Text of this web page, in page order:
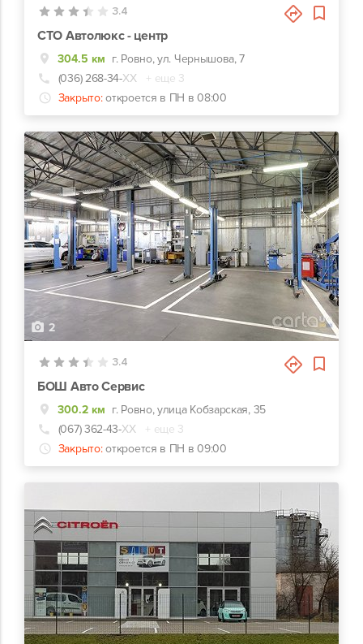
3.4
СТО Автолюкс - центр
304.5 км г. Ровно, ул. Чернышова, 7
(036) 268-34-ХХ
+ еще 3
Закрыто: откроется в ПН в 08:00
2
3.4
БОШ Авто Сервис
300.2 км г. Ровно, улица Кобзарская, 35
(067) 362-43-ХХ
+ еще 3
Закрыто: откроется в ПН в 09:00